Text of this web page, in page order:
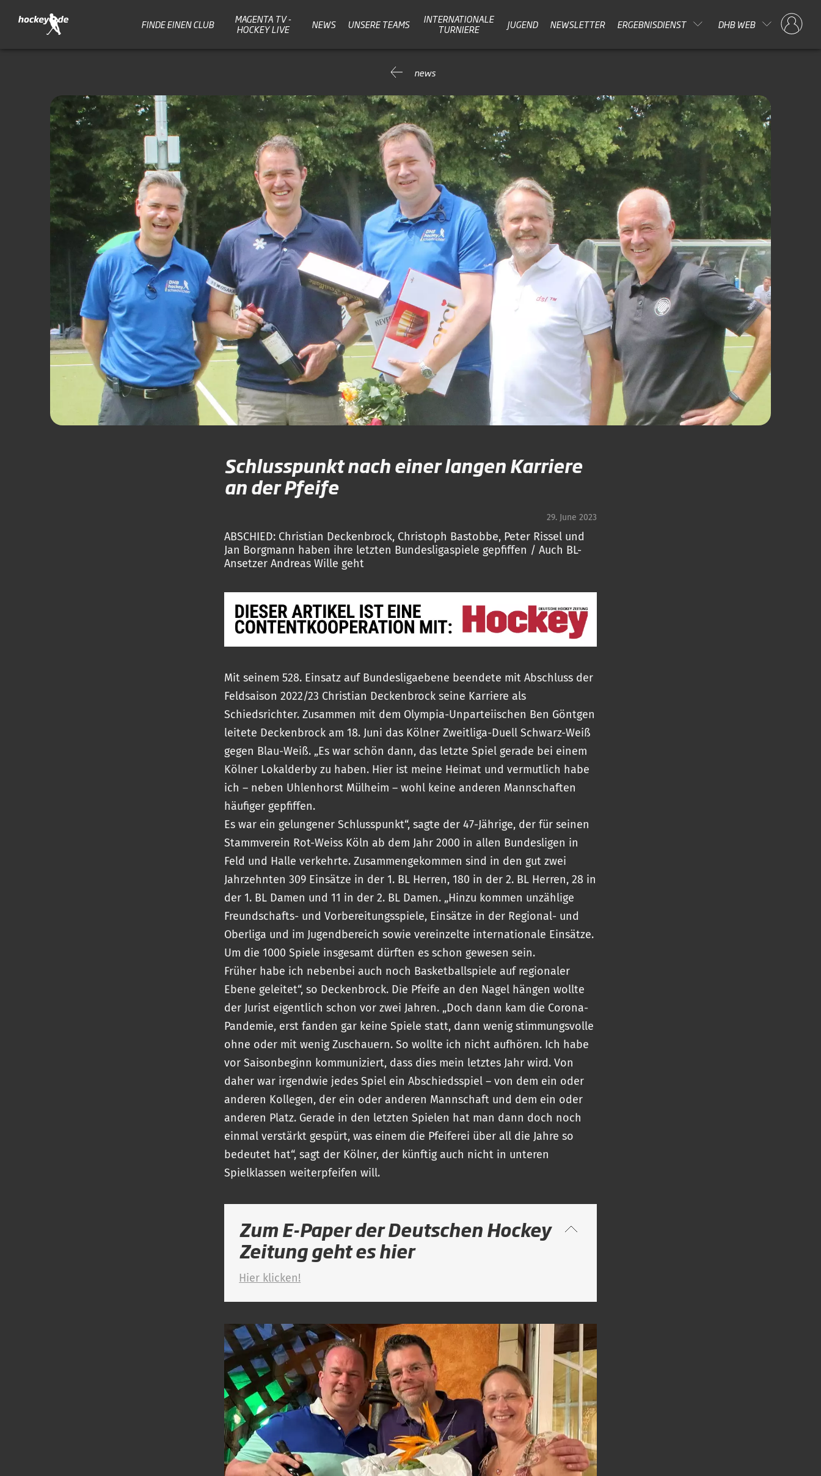
FINDE EINEN CLUB
MAGENTA TV -
HOCKEY LIVE
NEWS UNSERE TEAMS
INTERNATIONALE
TURNIERE
JUGEND NEWSLETTER ERGEBNISDIENST DHB WEB
news
Schlusspunkt nach einer langen Karriere
an der Pfeife
29. June 2023
ABSCHIED: Christian Deckenbrock, Christoph Bastobbe, Peter Rissel und
Jan Borgmann haben ihre letzten Bundesligaspiele gepfiffen / Auch BL-
Ansetzer Andreas Wille geht
Mit seinem 528. Einsatz auf Bundesligaebene beendete mit Abschluss der
Feldsaison 2022/23 Christian Deckenbrock seine Karriere als
Schiedsrichter. Zusammen mit dem Olympia-Unparteiischen Ben Göntgen
leitete Deckenbrock am 18. Juni das Kölner Zweitliga-Duell Schwarz-Weiß
gegen Blau-Weiß. „Es war schön dann, das letzte Spiel gerade bei einem
Kölner Lokalderby zu haben. Hier ist meine Heimat und vermutlich habe
ich – neben Uhlenhorst Mülheim – wohl keine anderen Mannschaften
häufiger gepfiffen.
Es war ein gelungener Schlusspunkt“, sagte der 47-Jährige, der für seinen
Stammverein Rot-Weiss Köln ab dem Jahr 2000 in allen Bundesligen in
Feld und Halle verkehrte. Zusammengekommen sind in den gut zwei
Jahrzehnten 309 Einsätze in der 1. BL Herren, 180 in der 2. BL Herren, 28 in
der 1. BL Damen und 11 in der 2. BL Damen. „Hinzu kommen unzählige
Freundschafts- und Vorbereitungsspiele, Einsätze in der Regional- und
Oberliga und im Jugendbereich sowie vereinzelte internationale Einsätze.
Um die 1000 Spiele insgesamt dürften es schon gewesen sein.
Früher habe ich nebenbei auch noch Basketballspiele auf regionaler
Ebene geleitet“, so Deckenbrock. Die Pfeife an den Nagel hängen wollte
der Jurist eigentlich schon vor zwei Jahren. „Doch dann kam die Corona-
Pandemie, erst fanden gar keine Spiele statt, dann wenig stimmungsvolle
ohne oder mit wenig Zuschauern. So wollte ich nicht aufhören. Ich habe
vor Saisonbeginn kommuniziert, dass dies mein letztes Jahr wird. Von
daher war irgendwie jedes Spiel ein Abschiedsspiel – von dem ein oder
anderen Kollegen, der ein oder anderen Mannschaft und dem ein oder
anderen Platz. Gerade in den letzten Spielen hat man dann doch noch
einmal verstärkt gespürt, was einem die Pfeiferei über all die Jahre so
bedeutet hat“, sagt der Kölner, der künftig auch nicht in unteren
Spielklassen weiterpfeifen will.
Zum E-Paper der Deutschen Hockey
Zeitung geht es hier
Hier klicken!